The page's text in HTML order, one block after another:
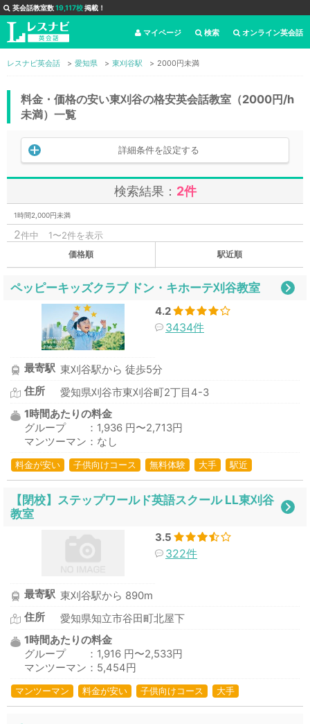
英会話教室数19,117校掲載！
オンライン英会話
検索
マイページ
レスナビ英会話 愛知県 東刈谷駅 2000円未満
料金・価格の安い東刈谷の格安英会話教室（2000円/h
未満）一覧
詳細条件を設定する
検索結果： 2件
1時間2,000円未満
2件中 1〜2件を表示
価格順 駅近順
ペッピーキッズクラブ ドン・キホーテ刈谷教室
4.2
3434件
最寄駅 東刈谷駅から 徒歩5分
住所
愛知県刈谷市東刈谷町2丁目4-3
1時間あたりの料金
グループ ：1,936 円〜2,713円
マンツーマン：なし
料金が安い 子供向けコース 無料体験 大手 駅近
【閉校】ステップワールド英語スクール LL東刈谷
教室
3.5
322件
最寄駅 東刈谷駅から 890m
住所
愛知県知立市谷田町北屋下
1時間あたりの料金
グループ ：1,916 円〜2,533円
マンツーマン：5,454円
マンツーマン 料金が安い 子供向けコース 大手